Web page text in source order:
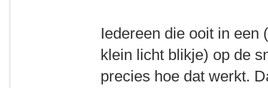
Iedereen die ooit in een
klein licht blikje) op de
precies hoe dat werkt.